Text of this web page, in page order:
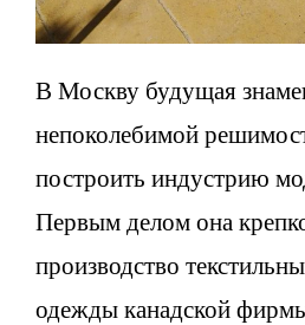
В Москву будущая
непоколебимой
построить индустрию
Первым делом она
производство
одежды канадской